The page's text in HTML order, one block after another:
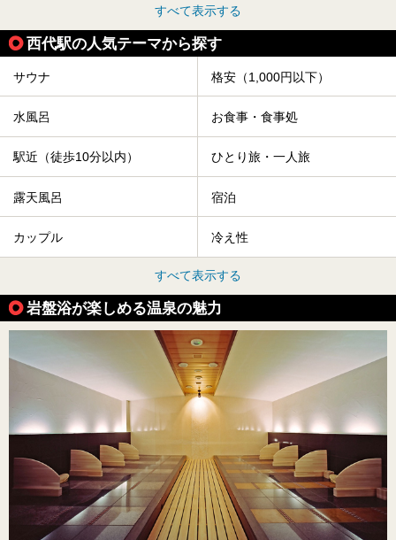
すべて表示する
西代駅の人気テーマから探す
サウナ 格安（1,000円以下）
水風呂 お食事・食事処
駅近（徒歩10分以内） ひとり旅・一人旅
露天風呂 宿泊
カップル 冷え性
すべて表示する
岩盤浴が楽しめる温泉の魅力